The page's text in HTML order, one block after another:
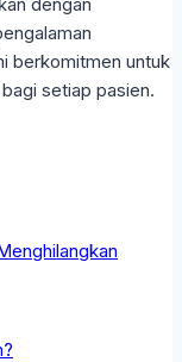
berkomitmen untuk
setiap pasien.